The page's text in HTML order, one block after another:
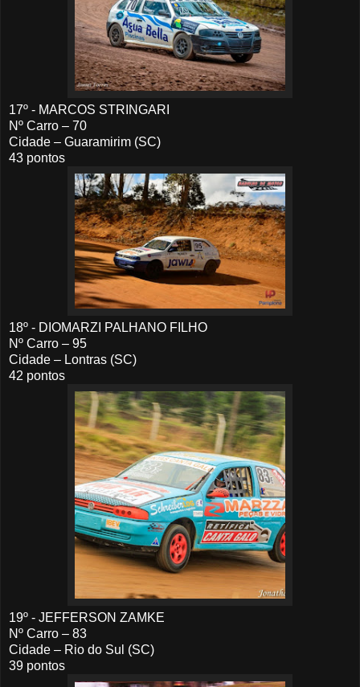
17º - MARCOS STRINGARI
Nº Carro – 70
Cidade – Guaramirim (SC)
43 pontos
18º - DIOMARZI PALHANO FILHO
Nº Carro – 95
Cidade – Lontras (SC)
42 pontos
19º - JEFFERSON ZAMKE
Nº Carro – 83
Cidade – Rio do Sul (SC)
39 pontos